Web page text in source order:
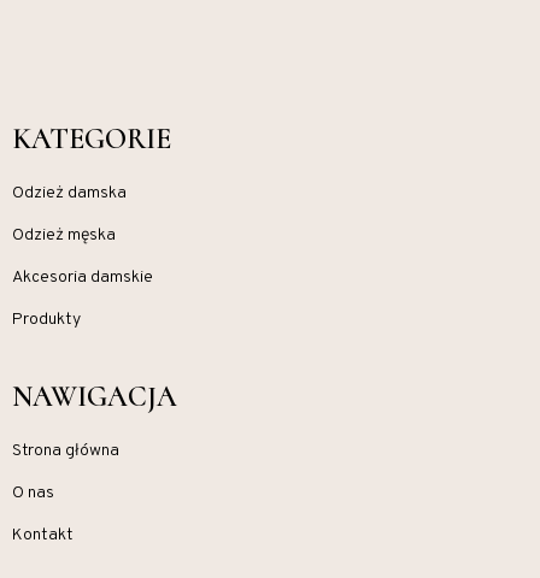
KATEGORIE
Odzież damska
Odzież męska
Akcesoria damskie
Produkty
NAWIGACJA
Strona główna
O nas
Kontakt